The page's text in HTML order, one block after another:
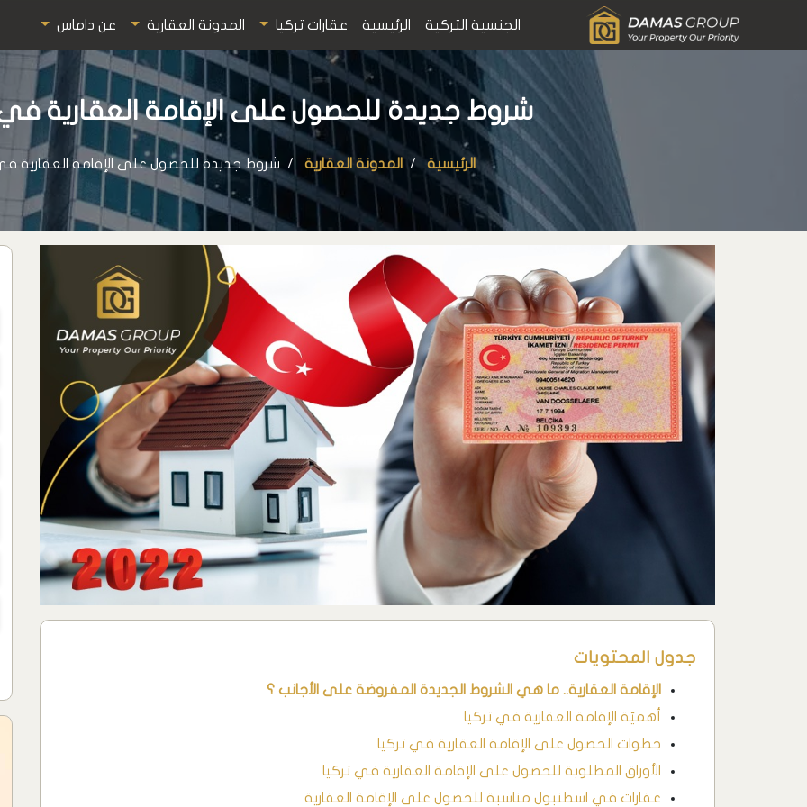
الجنسية التركية الرئيسية عقارات تركيا المدونة العقارية عن داماس
شروط جديدة للحصول على الإقامة العقارية في
الرئيسية المدونة العقارية شروط جديدة للحصول على الإقامة العقارية في
جدول المحتويات
الإقامة العقارية.. ما هي الشروط الجديدة المفروضة على الأجانب ؟
أهميّة الإقامة العقارية في تركيا
خطوات الحصول على الإقامة العقارية في تركيا
الأوراق المطلوبة للحصول على الإقامة العقارية في تركيا
عقارات في اسطنبول مناسبة للحصول على الإقامة العقارية